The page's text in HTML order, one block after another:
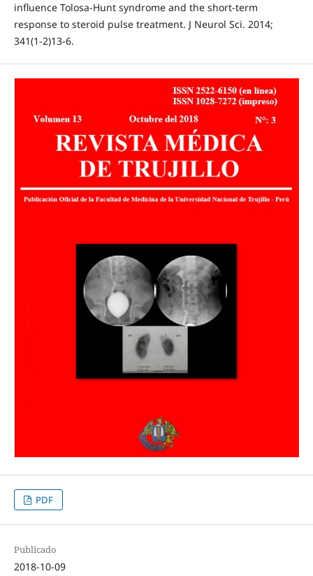
influence Tolosa-Hunt syndrome and the short-term
response to steroid pulse treatment. J Neurol Sci. 2014;
341(1-2)13-6.
PDF
Publicado
2018-10-09